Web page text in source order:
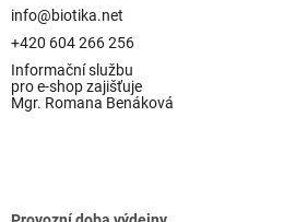
info@biotika.net
+420 604 266 256
Informační službu
pro e-shop zajišťuje
Mgr. Romana Benáková